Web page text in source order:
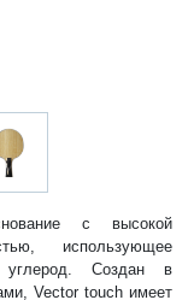
с высокой
использующее
углерод. Создан в
Vector touch имеет